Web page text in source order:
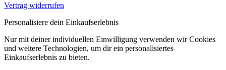
Vertrag widerrufen
Personalisiere dein Einkaufserlebnis
Nur mit deiner individuellen Einwilligung verwenden wir Cookies
und weitere Technologien, um dir ein personalisiertes
Einkaufserlebnis zu bieten.